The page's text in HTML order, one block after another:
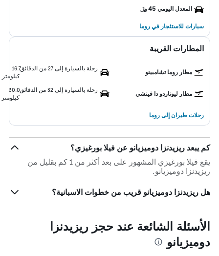
المعدل اليومي 45 ﷼
سيارات للاستئجار في روما
المطارات القريبة
مطار روما تشامبينو
رحلة بالسيارة إلى 27 من الدقائق
16.7
كيلومتر
مطار ليوناردو دا فينشي
رحلة بالسيارة إلى 32 من الدقائق
30.0
كيلومتر
رحلات طيران إلى روما
كم يبعد ريزيدنزا دوميزيانو عن فيلا بورغيزي؟
يقع فيلا بورغيزي المشهور على بعد أكثر من 1 كم بقليل من
ريزيدنزا دوميزيانو.
هل ريزيدنزا دوميزيانو قريب من خطوات الاسبانية؟
الأسئلة الشائعة عند حجز ريزيدنزا
دوميزيانو